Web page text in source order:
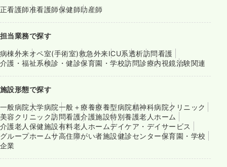
正看護師准看護師保健師助産師
担当業務で探す
病棟外来オペ室(手術室)救急外来ICU系透析訪問看護
介護・福祉系検診・健診保育園・学校訪問診療内視鏡治験関連
施設形態で探す
一般病院大学病院一般＋療養療養型病院精神科病院クリニック
美容クリニック訪問看護介護施設特別養護老人ホーム
介護老人保健施設有料老人ホームデイケア・デイサービス
グループホームサ高住障がい者施設健診センター保育園・学校
企業